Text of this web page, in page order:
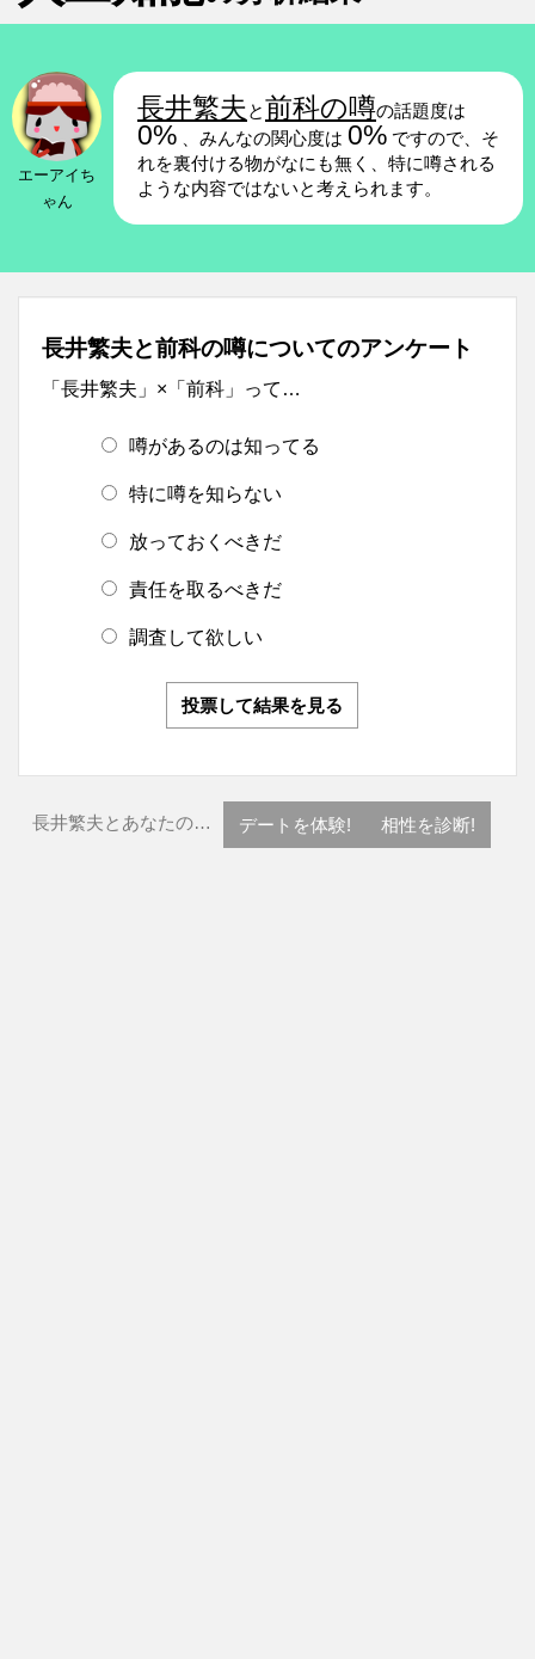
エーアイち
ゃん
長井繁夫と前科の噂の話題度は
0% 、みんなの関心度は 0% ですので、そ
れを裏付ける物がなにも無く、特に噂される
ような内容ではないと考えられます。
長井繁夫と前科の噂についてのアンケート
「長井繁夫」×「前科」って…
噂があるのは知ってる
特に噂を知らない
放っておくべきだ
責任を取るべきだ
調査して欲しい
投票して結果を見る
長井繁夫とあなたの… デートを体験! 相性を診断!